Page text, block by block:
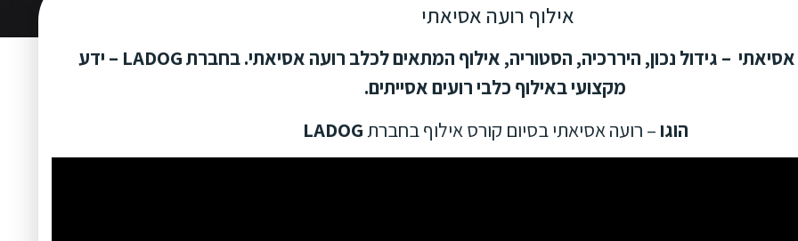
אילוף רועה אסיאתי
כלב רועה מרכז אסיאתי – גידול נכון, היררכיה, הסטוריה, אילוף המתאים לכלב רועה אסיאתי. בחברת LADOG – ידע
מקצועי באילוף כלבי רועים אסייתים.
הוגו– רועה אסיאתי בסיום קורס אילוף בחברת LADOG